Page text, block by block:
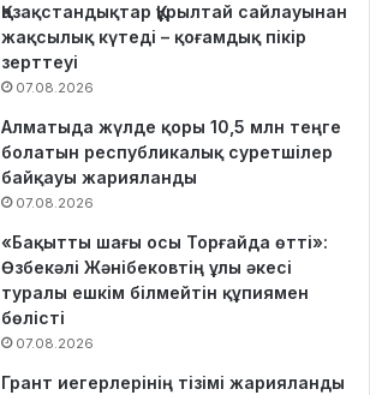
Қазақстандықтар Құрылтай сайлауынан
жақсылық күтеді – қоғамдық пікір
зерттеуі
07.08.2026
Алматыда жүлде қоры 10,5 млн теңге
болатын республикалық суретшілер
байқауы жарияланды
07.08.2026
«Бақытты шағы осы Торғайда өтті»:
Өзбекәлі Жәнібековтің ұлы әкесі
туралы ешкім білмейтін құпиямен
бөлісті
07.08.2026
Грант иегерлерінің тізімі жарияланды